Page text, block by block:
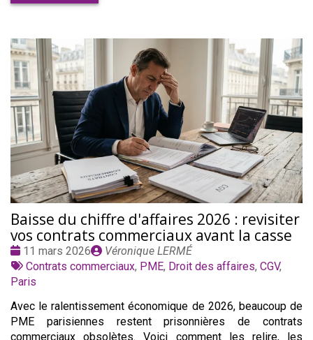
Baisse du chiffre d'affaires 2026 : revisiter
vos contrats commerciaux avant la casse
Date
:
11 mars 2026
Publié
par
Véronique LERMÉ
Tags
:
Contrats commerciaux, PME, Droit des affaires, CGV,
Paris
Avec le ralentissement économique de 2026, beaucoup de
PME parisiennes restent prisonnières de contrats
commerciaux obsolètes. Voici comment les relire, les